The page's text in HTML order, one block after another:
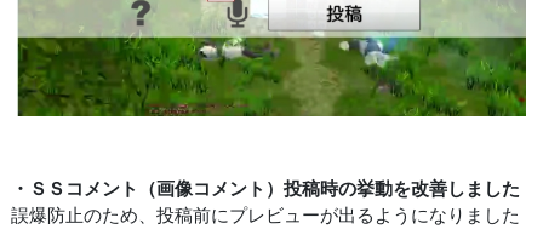
・ＳＳコメント（画像コメント）投稿時の挙動を改善しました
誤爆防止のため、投稿前にプレビューが出るようになりました